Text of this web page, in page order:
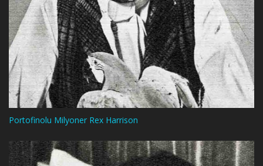
Portofinolu Milyoner Rex Harrison